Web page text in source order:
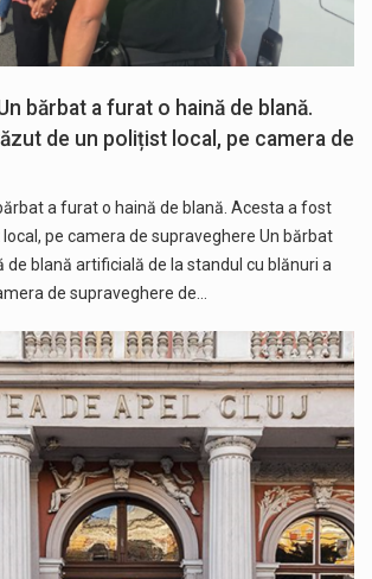
bărbat a furat o haină de blană.
de un polițist local, pe camera de
a furat o haină de blană. Acesta a fost
pe camera de supraveghere Un bărbat
de blană artificială de la standul cu blănuri a
de supraveghere de…